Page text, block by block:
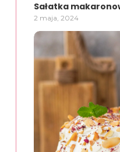
Sałatka
2 maja, 2024